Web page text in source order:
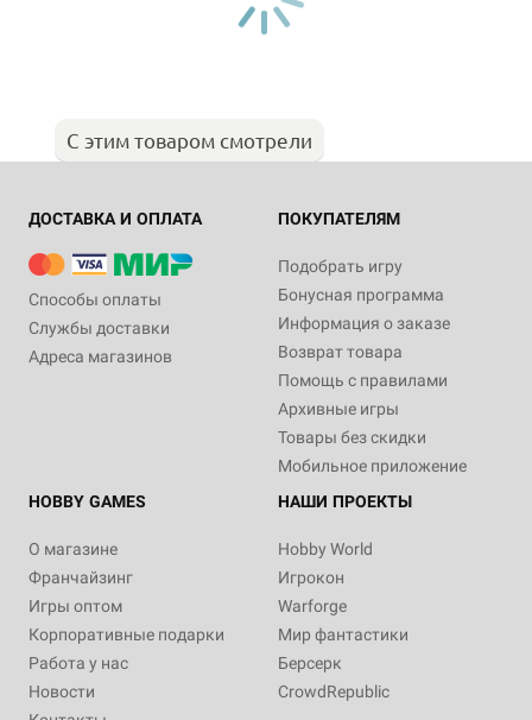
С этим товаром смотрели
ДОСТАВКА И ОПЛАТА
Способы оплаты
Службы доставки
Адреса магазинов
ПОКУПАТЕЛЯМ
Подобрать игру
Бонусная программа
Информация о заказе
Возврат товара
Помощь с правилами
Архивные игры
Товары без скидки
Мобильное приложение
HOBBY GAMES
О магазине
Франчайзинг
Игры оптом
Корпоративные подарки
Работа у нас
Новости
НАШИ ПРОЕКТЫ
Hobby World
Игрокон
Warforge
Мир фантастики
Берсерк
CrowdRepublic